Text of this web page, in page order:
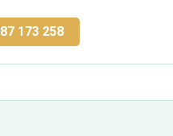
173 258